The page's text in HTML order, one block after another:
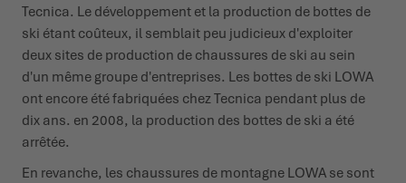
Tecnica. Le développement et la production de bottes de
ski étant coûteux, il semblait peu judicieux d'exploiter
deux sites de production de chaussures de ski au sein
d'un même groupe d'entreprises. Les bottes de ski LOWA
ont encore été fabriquées chez Tecnica pendant plus de
dix ans. en 2008, la production des bottes de ski a été
arrêtée.
En revanche, les chaussures de montagne LOWA se sont